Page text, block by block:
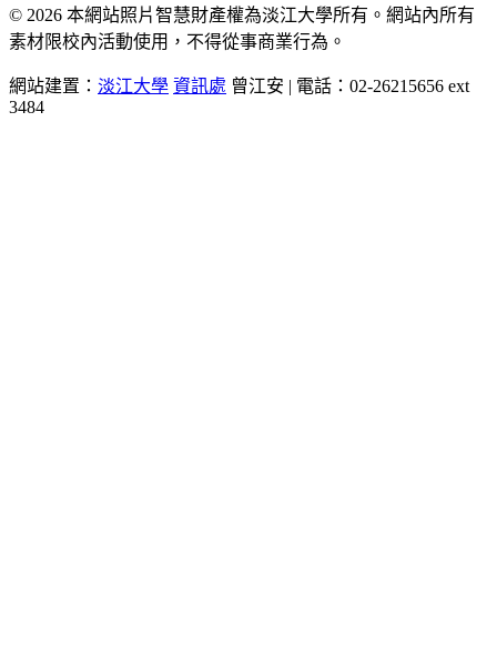
© 2026 本網站照片智慧財產權為淡江大學所有。網站內所有
素材限校內活動使用，不得從事商業行為。
網站建置： 淡江大學 資訊處 曾江安 | 電話：02-26215656 ext
3484